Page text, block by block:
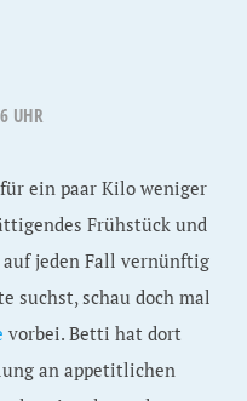
UHR
ein paar Kilo weniger
Frühstück und
auf jeden Fall vernünftig
suchst, schau doch mal
vorbei. Betti hat dort
an appetitlichen